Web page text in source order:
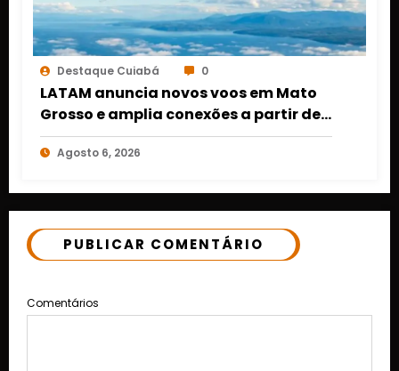
Destaque Cuiabá 0
LATAM anuncia novos voos em Mato
Grosso e amplia conexões a partir de
Cuiabá e Rondonópolis
Agosto 6, 2026
PUBLICAR COMENTÁRIO
Comentários